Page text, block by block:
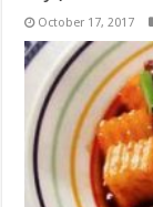
October 17, 2017